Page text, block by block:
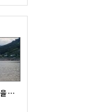
경남 협동조합이 뭉쳤다, 최고의 1박2일을 위해